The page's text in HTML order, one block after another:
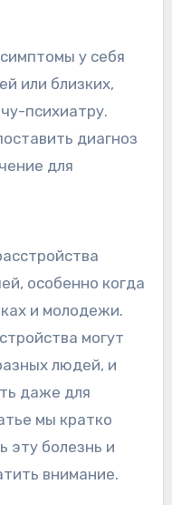
у себя
или близких,
психиатру.
диагноз
для
особенно когда
и молодежи.
могут
людей, и
даже для
мы кратко
эту болезнь и
внимание.